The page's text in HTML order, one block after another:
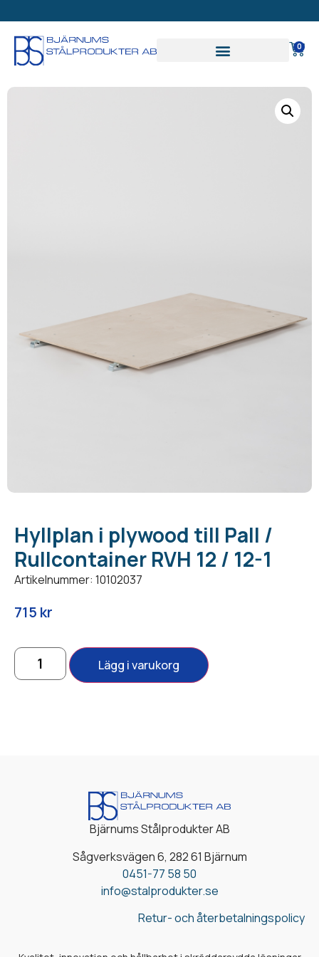
24 TIMMAR
0
Hyllplan i plywood till Pall /
Rullcontainer RVH 12 / 12-1
Artikelnummer: 10102037
715 kr
Lägg i varukorg
Bjärnums Stålprodukter AB
Sågverksvägen 6, 282 61 Bjärnum
0451-77 58 50
info@stalprodukter.se
Retur- och återbetalningspolicy